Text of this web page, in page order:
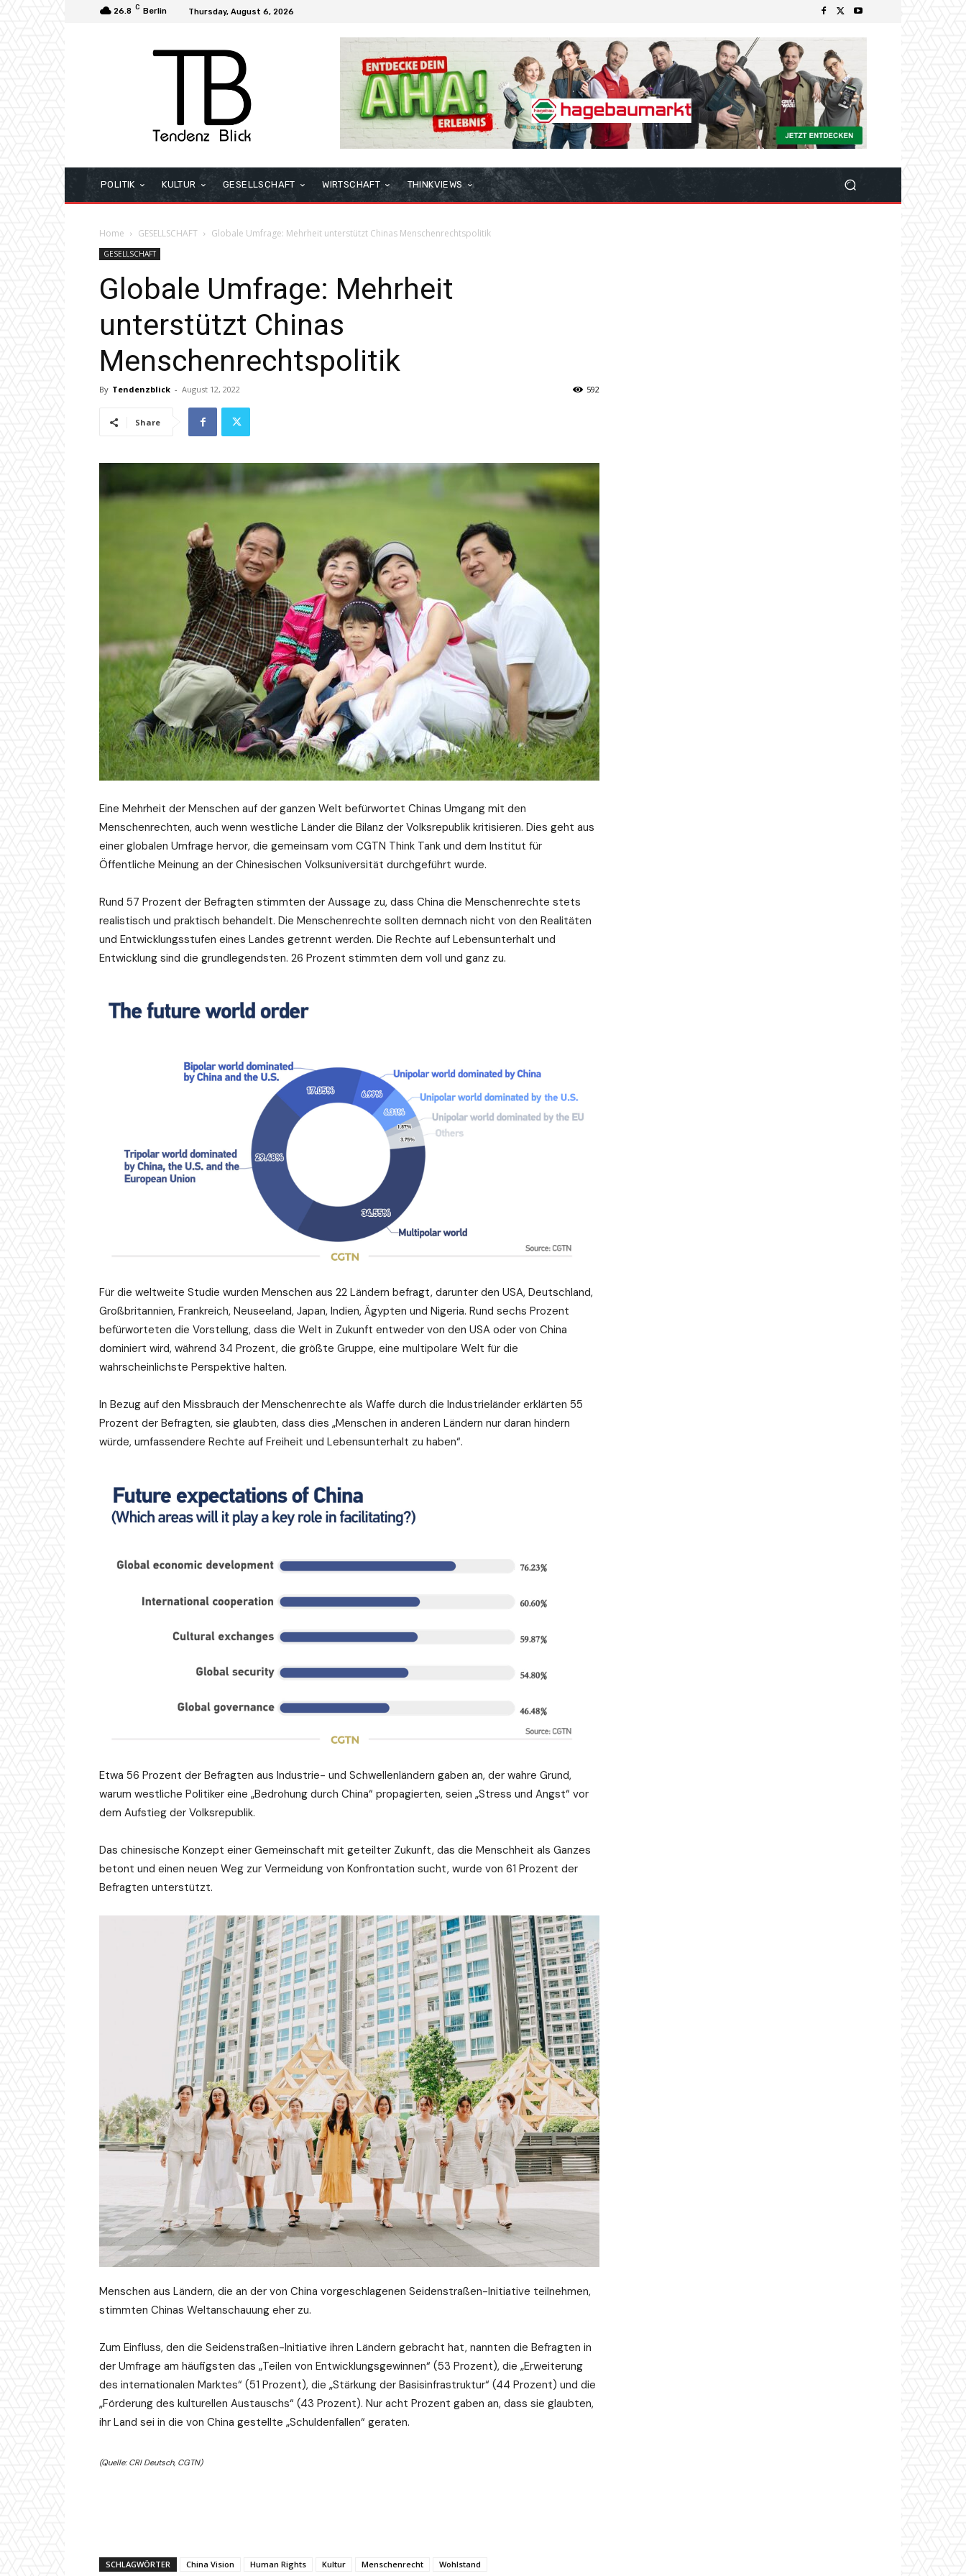
26.8 C Berlin Thursday, August 6, 2026
POLITIK KULTUR GESELLSCHAFT WIRTSCHAFT THINKVIEWS
Home GESELLSCHAFT Globale Umfrage: Mehrheit unterstützt Chinas Menschenrechtspolitik
GESELLSCHAFT
Globale Umfrage: Mehrheit
unterstützt Chinas
Menschenrechtspolitik
By Tendenzblick - August 12, 2022 592
Share
Eine Mehrheit der Menschen auf der ganzen Welt befürwortet Chinas Umgang mit den
Menschenrechten, auch wenn westliche Länder die Bilanz der Volksrepublik kritisieren. Dies geht aus
einer globalen Umfrage hervor, die gemeinsam vom CGTN Think Tank und dem Institut für
Öffentliche Meinung an der Chinesischen Volksuniversität durchgeführt wurde.
Rund 57 Prozent der Befragten stimmten der Aussage zu, dass China die Menschenrechte stets
realistisch und praktisch behandelt. Die Menschenrechte sollten demnach nicht von den Realitäten
und Entwicklungsstufen eines Landes getrennt werden. Die Rechte auf Lebensunterhalt und
Entwicklung sind die grundlegendsten. 26 Prozent stimmten dem voll und ganz zu.
Für die weltweite Studie wurden Menschen aus 22 Ländern befragt, darunter den USA, Deutschland,
Großbritannien, Frankreich, Neuseeland, Japan, Indien, Ägypten und Nigeria. Rund sechs Prozent
befürworteten die Vorstellung, dass die Welt in Zukunft entweder von den USA oder von China
dominiert wird, während 34 Prozent, die größte Gruppe, eine multipolare Welt für die
wahrscheinlichste Perspektive halten.
In Bezug auf den Missbrauch der Menschenrechte als Waffe durch die Industrieländer erklärten 55
Prozent der Befragten, sie glaubten, dass dies „Menschen in anderen Ländern nur daran hindern
würde, umfassendere Rechte auf Freiheit und Lebensunterhalt zu haben“.
Etwa 56 Prozent der Befragten aus Industrie- und Schwellenländern gaben an, der wahre Grund,
warum westliche Politiker eine „Bedrohung durch China“ propagierten, seien „Stress und Angst“ vor
dem Aufstieg der Volksrepublik.
Das chinesische Konzept einer Gemeinschaft mit geteilter Zukunft, das die Menschheit als Ganzes
betont und einen neuen Weg zur Vermeidung von Konfrontation sucht, wurde von 61 Prozent der
Befragten unterstützt.
Menschen aus Ländern, die an der von China vorgeschlagenen Seidenstraßen-Initiative teilnehmen,
stimmten Chinas Weltanschauung eher zu.
Zum Einfluss, den die Seidenstraßen-Initiative ihren Ländern gebracht hat, nannten die Befragten in
der Umfrage am häufigsten das „Teilen von Entwicklungsgewinnen“ (53 Prozent), die „Erweiterung
des internationalen Marktes“ (51 Prozent), die „Stärkung der Basisinfrastruktur“ (44 Prozent) und die
„Förderung des kulturellen Austauschs“ (43 Prozent). Nur acht Prozent gaben an, dass sie glaubten,
ihr Land sei in die von China gestellte „Schuldenfallen“ geraten.
(Quelle: CRI Deutsch, CGTN)
SCHLAGWÖRTER China Vision Human Rights Kultur Menschenrecht Wohlstand